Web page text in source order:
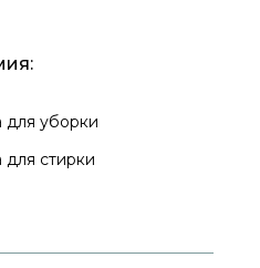
для уборки
для стирки